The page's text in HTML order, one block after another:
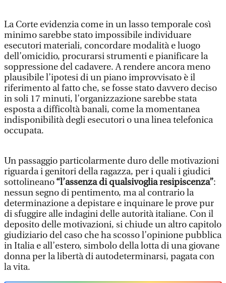
La Corte evidenzia come in un lasso temporale così
minimo sarebbe stato impossibile individuare
esecutori materiali, concordare modalità e luogo
dell’omicidio, procurarsi strumenti e pianificare la
soppressione del cadavere. A rendere ancora meno
plausibile l’ipotesi di un piano improvvisato è il
riferimento al fatto che, se fosse stato davvero deciso
in soli 17 minuti, l’organizzazione sarebbe stata
esposta a difficoltà banali, come la momentanea
indisponibilità degli esecutori o una linea telefonica
occupata.
Un passaggio particolarmente duro delle motivazioni
riguarda i genitori della ragazza, per i quali i giudici
sottolineano“l’assenza di qualsivoglia resipiscenza”:
nessun segno di pentimento, ma al contrario la
determinazione a depistare e inquinare le prove pur
di sfuggire alle indagini delle autorità italiane. Con il
deposito delle motivazioni, si chiude un altro capitolo
giudiziario del caso che ha scosso l’opinione pubblica
in Italia e all’estero, simbolo della lotta di una giovane
donna per la libertà di autodeterminarsi, pagata con
la vita.